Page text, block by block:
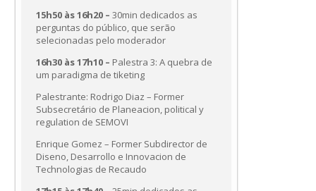
15h50 às 16h20 – 30min dedicados as
perguntas do público, que serão
selecionadas pelo moderador
16h30 às 17h10 – Palestra 3: A quebra de
um paradigma de tiketing
Palestrante: Rodrigo Diaz – Former
Subsecretário de Planeacion, political y
regulation de SEMOVI
Enrique Gomez – Former Subdirector de
Diseno, Desarrollo e Innovacion de
Technologias de Recaudo